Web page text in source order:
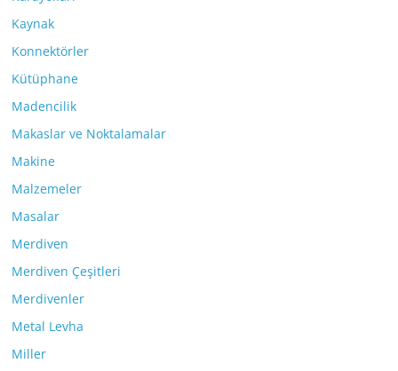
Kaynak
Konnektörler
Kütüphane
Madencilik
Makaslar ve Noktalamalar
Makine
Malzemeler
Masalar
Merdiven
Merdiven Çeşitleri
Merdivenler
Metal Levha
Miller